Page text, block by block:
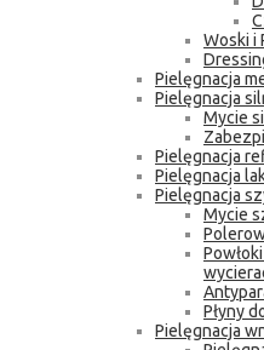
Woski i
Pielęgnacja
Pielęgnacja
Mycie
Pielęgnacja
Pielęgnacja
Pielęgnacja
Mycie
Płyny
Pielęgnacja